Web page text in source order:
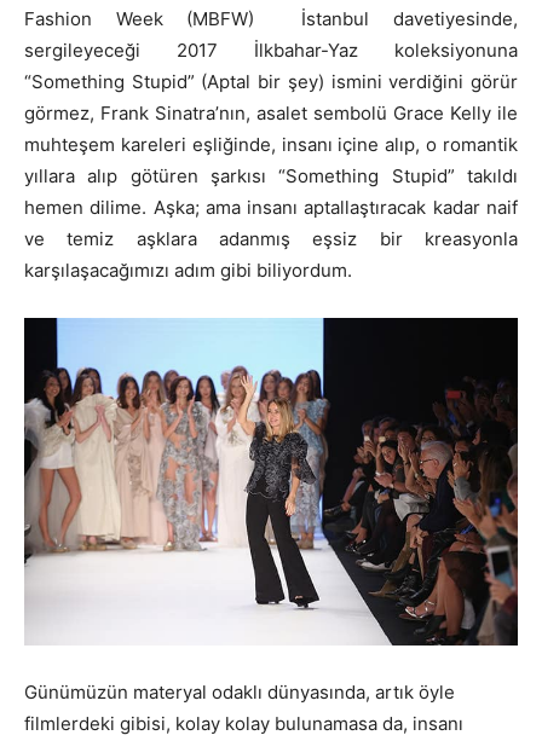
Fashion Week (MBFW) İstanbul davetiyesinde,
sergileyeceği 2017 İlkbahar-Yaz koleksiyonuna
“Something Stupid” (Aptal bir şey) ismini verdiğini görür
görmez, Frank Sinatra’nın, asalet sembolü Grace Kelly ile
muhteşem kareleri eşliğinde, insanı içine alıp, o romantik
yıllara alıp götüren şarkısı “Something Stupid” takıldı
hemen dilime. Aşka; ama insanı aptallaştıracak kadar naif
ve temiz aşklara adanmış eşsiz bir kreasyonla
karşılaşacağımızı adım gibi biliyordum.
Günümüzün materyal odaklı dünyasında, artık öyle
filmlerdeki gibisi, kolay kolay bulunamasa da, insanı